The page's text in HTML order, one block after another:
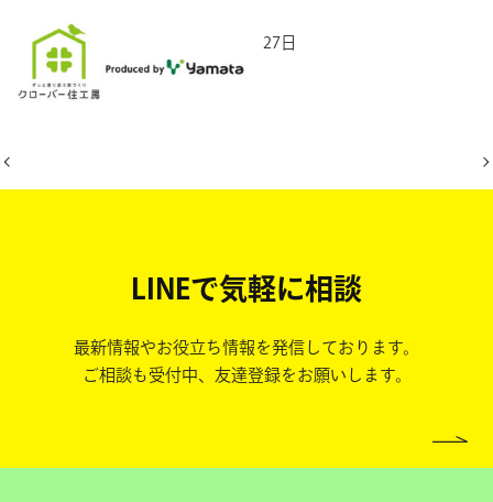
2026年2月27日
LINEで気軽に相談
最新情報やお役立ち情報を発信しております。
ご相談も受付中、友達登録をお願いします。